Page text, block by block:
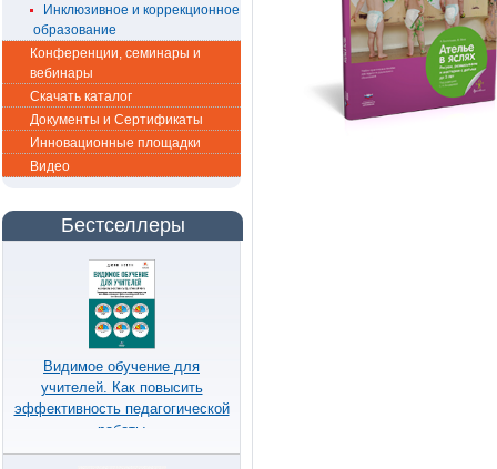
Инклюзивное и коррекционное
образование
Конференции, семинары и
вебинары
Скачать каталог
Документы и Сертификаты
Инновационные площадки
Видео
Бестселлеры
Видимое обучение для
учителей. Как повысить
эффективность педагогической
работы